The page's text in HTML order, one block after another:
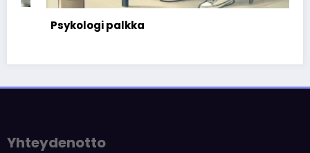
Psykologi palkka
Yhteydenotto